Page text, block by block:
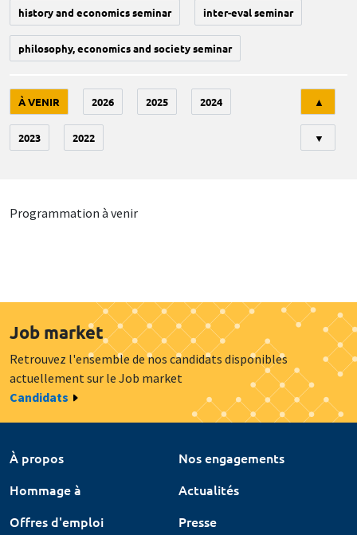
history and economics seminar inter-eval seminar
philosophy, economics and society seminar
À VENIR 2026 2025 2024
2023 2022
▲
▼
Programmation à venir
Job market
Retrouvez l'ensemble de nos candidats disponibles
actuellement sur le Job market
Candidats
À propos
Nos engagements
Hommage à
Actualités
Offres d'emploi
Presse